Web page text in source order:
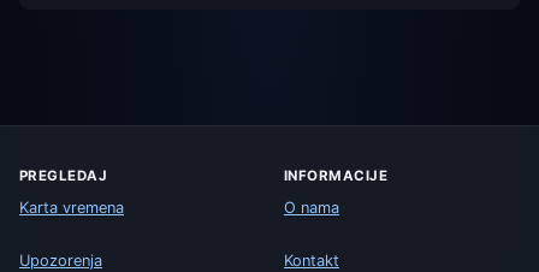
PREGLEDAJ
Karta vremena
Upozorenja
INFORMACIJE
O nama
Kontakt